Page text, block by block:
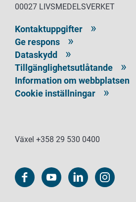
00027 LIVSMEDELSVERKET
Kontaktuppgifter
Ge respons
Dataskydd
Tillgänglighetsutlåtande
Information om webbplatsen
Cookie inställningar
Växel +358 29 530 0400